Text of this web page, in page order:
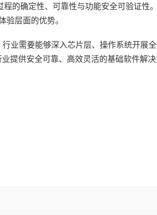
的确定性、可靠性与功能安全可验证性
验层面的优势。
业需要能够深入芯片层、操作系统开展
提供安全可靠、高效灵活的基础软件解决